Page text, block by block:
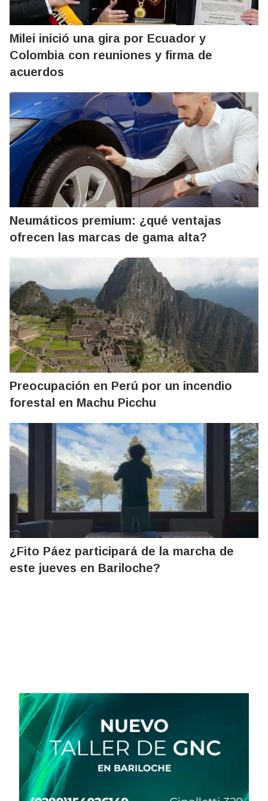
Milei inició una gira por Ecuador y
Colombia con reuniones y firma de
acuerdos
Neumáticos premium: ¿qué ventajas
ofrecen las marcas de gama alta?
Preocupación en Perú por un incendio
forestal en Machu Picchu
¿Fito Páez participará de la marcha de
este jueves en Bariloche?